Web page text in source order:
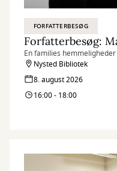
FORFATTERBESØG
En families
Nysted Bibliotek
8. august 2026
16:00 - 18:00